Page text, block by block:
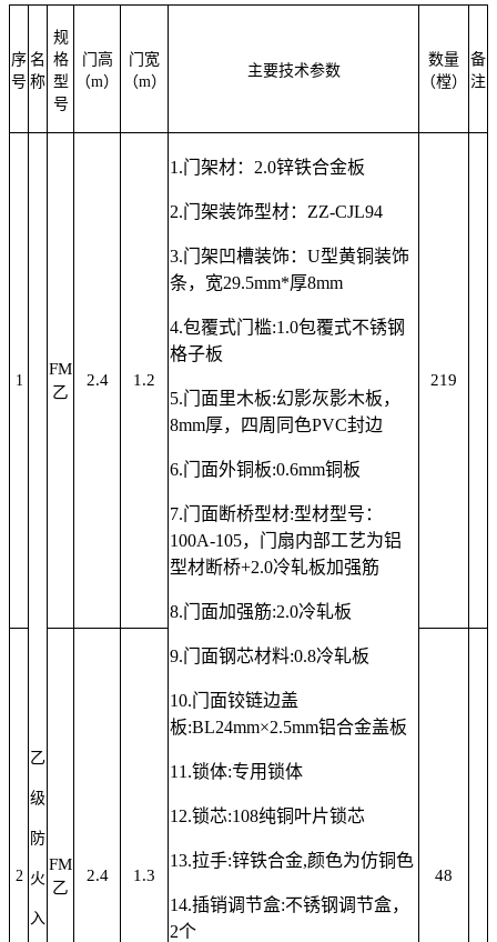
序
号
名
称
规
格
型
号
门高
（m）
门宽
（m）
主要技术参数
数量
（樘）
备
注
1
乙
级
防
火
入
FM
乙
2.4 1.2
1.门架材： 2.0锌铁合金板
2.门架装饰型材： ZZ-CJL94
3.门架凹槽装饰： U型黄铜装饰
条，宽29.5mm*厚8mm
4.包覆式门槛:1.0包覆式不锈钢
格子板
5.门面里木板:幻影灰影木板，
8mm厚，
四周 同色PVC封边
6.门面外铜板:0.6mm铜板
7.门面断桥型材:型材型号：
100A-105，门扇内部工艺为铝
型材断桥+2.0冷轧板加强筋
8.门面加强筋:2.0冷轧板
9.门面钢芯材料:0.8冷轧板
10.门面铰链边盖
板:BL24mm×2.5mm铝合金盖板
11.锁体:专用锁体
12.锁芯:108纯铜叶片锁芯
13.拉手:锌铁合金,颜色为仿铜色
14.插销调节盒:不锈钢调节盒，
2个
219
2
FM
乙
2.4 1.3 48